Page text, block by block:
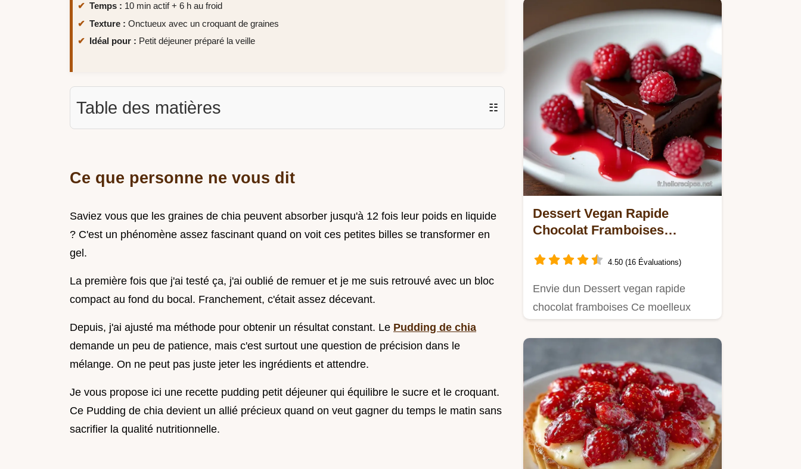
Temps : 10 min actif + 6 h au froid
Texture : Onctueux avec un croquant de graines
Idéal pour : Petit déjeuner préparé la veille
Table des matières ☷
Ce que personne ne vous dit
Saviez vous que les graines de chia peuvent absorber jusqu'à 12 fois leur poids en liquide
? C'est un phénomène assez fascinant quand on voit ces petites billes se transformer en
gel.
La première fois que j'ai testé ça, j'ai oublié de remuer et je me suis retrouvé avec un bloc
compact au fond du bocal. Franchement, c'était assez décevant.
Depuis, j'ai ajusté ma méthode pour obtenir un résultat constant. Le Pudding de chia
demande un peu de patience, mais c'est surtout une question de précision dans le
mélange. On ne peut pas juste jeter les ingrédients et attendre.
Je vous propose ici une recette pudding petit déjeuner qui équilibre le sucre et le croquant.
Ce Pudding de chia devient un allié précieux quand on veut gagner du temps le matin sans
sacrifier la qualité nutritionnelle.
Dessert Vegan Rapide
Chocolat Framboises
4.50 (16 Évaluations)
Envie dun Dessert vegan rapide
chocolat framboises Ce moelleux